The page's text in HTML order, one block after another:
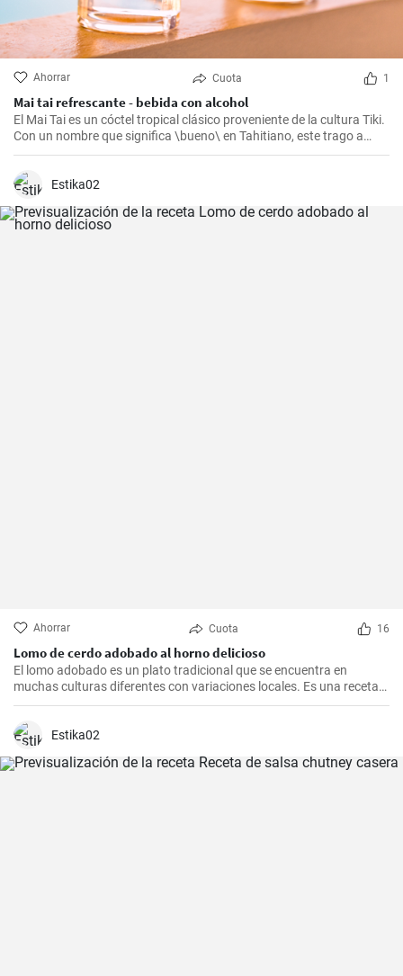
Ahorrar Cuota 1
Mai tai refrescante - bebida con alcohol
El Mai Tai es un cóctel tropical clásico proveniente de la cultura Tiki.
Con un nombre que significa \bueno\ en Tahitiano, este trago a
base de ron y con un toque cítrico es el acompañante perfecto para
un día de sol o una noche agradable en la terraza.
Estika02
Ahorrar Cuota 16
Lomo de cerdo adobado al horno delicioso
El lomo adobado es un plato tradicional que se encuentra en
muchas culturas diferentes con variaciones locales. Es una receta
sencilla y deliciosa que consiste en una pieza jugosa de lomo de
cerdo marinado (adobado) en una mezcla de especias, vinagre y ajo
antes de ser asado hasta quedar tierno y sabroso. Es excelente
Estika02